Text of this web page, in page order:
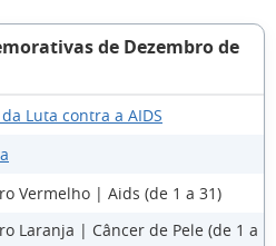
de Dezembro de
Luta contra a AIDS
Vermelho | Aids (de 1 a 31)
Laranja | Câncer de Pele (de 1 a